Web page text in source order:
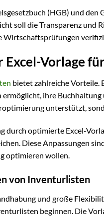
(HGB) und
soll die Transparenz und
Wirtschaftsprüfungen
Vorlage
bietet zahlreiche Vorteile.
ihre
unterstützt,
optimierte Excel-
Diese Anpassungen
optimieren wollen.
von Inventurlisten
und große
beginnen. Die